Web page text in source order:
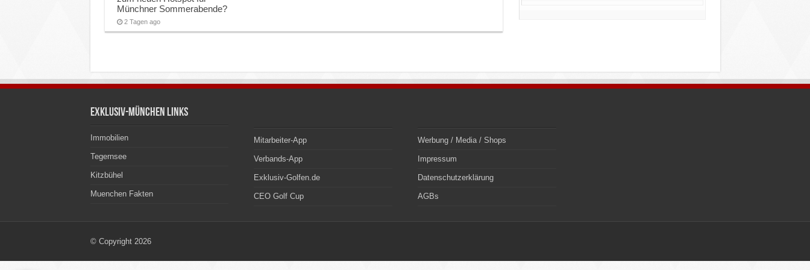
Münchner Sommerabende?
2 Tagen ago
Exklusiv-München Links
Immobilien
Tegernsee
Kitzbühel
Muenchen Fakten
Mitarbeiter-App
Verbands-App
Exklusiv-Golfen.de
CEO Golf Cup
Werbung / Media / Shops
Impressum
Datenschutzerklärung
AGBs
© Copyright 2026